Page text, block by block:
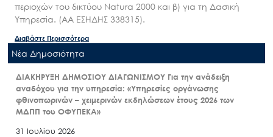
περιοχών του δικτύου Natura 2000 και β) για τη Δασική
Υπηρεσία. (ΑΑ ΕΣΗΔΗΣ 338315).
Διαβάστε Περισσότερα
Nέα Δημοσιότητα
ΔΙΑΚΗΡΥΞΗ ΔΗΜΟΣΙΟΥ ΔΙΑΓΩΝΙΣΜΟΥ Για την ανάδειξη
αναδόχου για την υπηρεσία: «Υπηρεσίες οργάνωσης
φθινοπωρινών – χειμερινών εκδηλώσεων έτους 2026 των
ΜΔΠΠ του ΟΦΥΠΕΚΑ»
31 Ιουλίου 2026